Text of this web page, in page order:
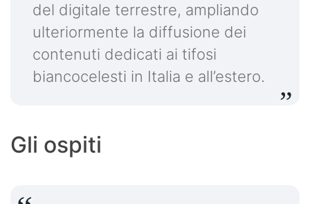
del digitale terrestre, ampliando
ulteriormente la diffusione dei
contenuti dedicati ai tifosi
biancocelesti in Italia e all’estero.
Gli ospiti